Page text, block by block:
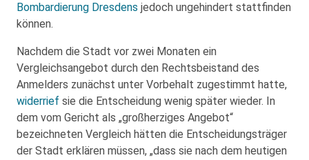
Bombardierung Dresdens jedoch ungehindert stattfinden
können.
Nachdem die Stadt vor zwei Monaten ein
Vergleichsangebot durch den Rechtsbeistand des
Anmelders zunächst unter Vorbehalt zugestimmt hatte,
widerrief sie die Entscheidung wenig später wieder. In
dem vom Gericht als „großherziges Angebot“
bezeichneten Vergleich hätten die Entscheidungsträger
der Stadt erklären müssen, „dass sie nach dem heutigen